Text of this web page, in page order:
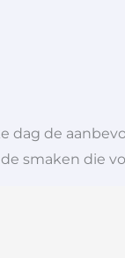
dag de
smaken die